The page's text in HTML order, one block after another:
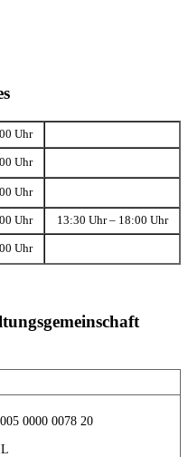
Uhr
Uhr
Uhr
Uhr 13:30 Uhr – 18:00 Uhr
Uhr
0000 0078 20